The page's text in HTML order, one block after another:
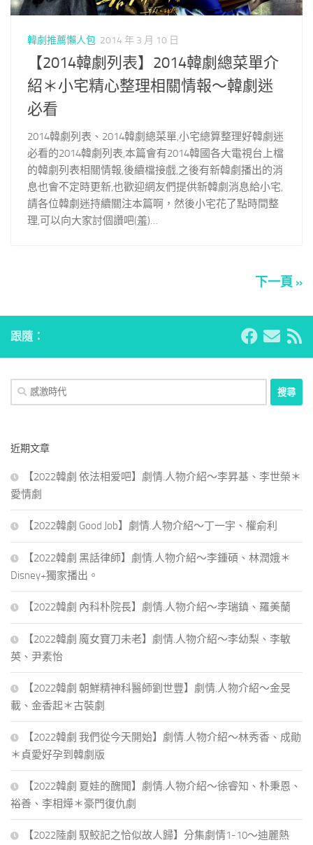
韓劇推薦懶人包 2014 年 3 月 10 日
【2014韓劇列表】2014韓劇總菜單介
紹＊小宅精心整理相關情報～韓劇迷
必看
2014韓劇列表、2014韓劇總菜單,小宅總算整理好韓劇迷
必看的2014韓劇列表,本篇會有2014韓國各大電視台上檔
的韓劇列表相關情報,後續檔接戲,之後有新韓劇播出的消
息也會不定時更新,也歡迎網友們提供新韓劇消息給小宅,
請各位韓劇迷持續關注本篇啊，然後小宅花了點時間整
理,可以向大家討個讚吧(羞)…
下一頁 »
跟隨：
搜
尋
字:
近期文章
【2022韓劇 依法相爱吧】劇情.人物介紹～李昇基、李世榮＊
愛情劇
【2022韓劇 Good Job】劇情.人物介紹～丁一宇、權俞利
【2022韓劇 黑話律師】劇情.人物介紹～李鍾碩、林潤娥＊
Disney+獨家播出。
【2022韓劇 內科朴院長】劇情.人物介紹～李瑞鎮、羅美蘭
【2022韓劇 魔女寶刀未老】劇情.人物介紹～李幼梨、李敏
英、尹素怡
【2022韓劇 朝鮮精神科醫師劉世豐】劇情.人物介紹～金旻
載、金香起＊古裝劇
【2022韓劇 我們從今天開始】劇情.人物介紹～林秀香、成勛
＊貞愛好孕到韓劇版
【2022韓劇 夏娃的醜聞】劇情.人物介紹～徐睿知、朴秉恩、
裕善、李相燁＊豪門復仇劇
【2022陸劇 馭鮫記之恰似故人歸】分集劇情1-10～迪麗熱